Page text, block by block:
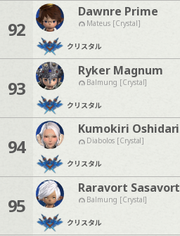
92
Dawnre Prime
Mateus [Crystal]
クリスタル
93
Ryker Magnum
Balmung [Crystal]
クリスタル
94
Kumokiri Oshidari
Diabolos [Crystal]
クリスタル
95
Raravort Sasavort
Balmung [Crystal]
クリスタル